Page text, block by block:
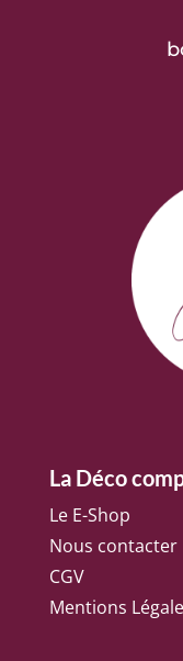
La Déco
Le E-Shop
Nous contacter
CGV
Mentions